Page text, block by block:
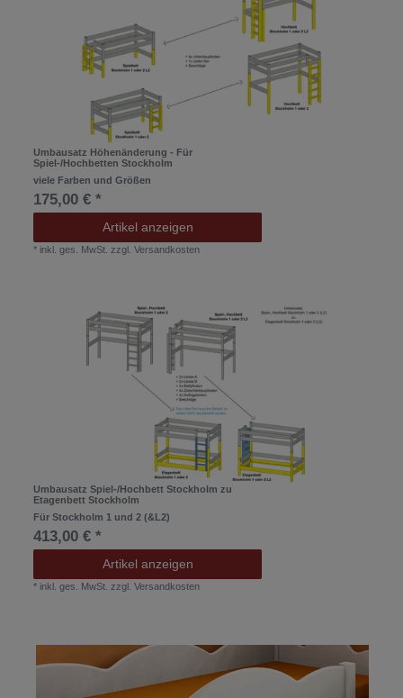
Umbausatz Höhenänderung - Für
Spiel-/Hochbetten Stockholm
viele Farben und Größen
175,00 € *
Artikel anzeigen
* inkl. ges. MwSt. zzgl.Versandkosten
Umbausatz Spiel-/Hochbett Stockholm zu
Etagenbett Stockholm
Für Stockholm 1 und 2 (&L2)
413,00 € *
Artikel anzeigen
* inkl. ges. MwSt. zzgl.Versandkosten